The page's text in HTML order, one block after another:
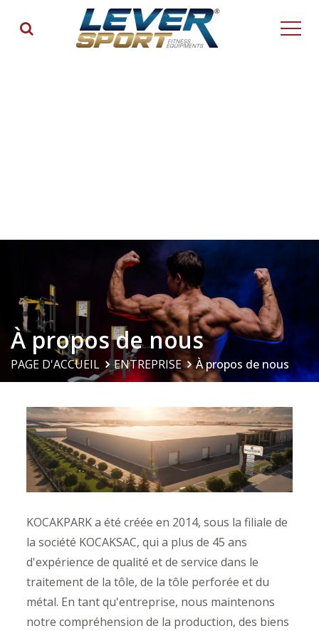
À propos de nous
PAGE D'ACCUEIL ENTREPRISE À propos de nous
KOCAKPARK a été créée en 2014, sous la filiale de
la société KOCAKSAC, qui a plus de 45 ans
d'expérience de qualité et de service dans le
traitement de la tôle, de la tôle perforée et du
métal. En tant qu'entreprise, nous maintenons
notre compréhension de la production, des biens